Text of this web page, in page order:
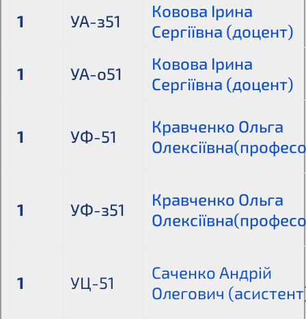
1 УА-з51
Ковова Ірина
Сергіївна (доцент)
1 УА-о51
Ковова Ірина
Сергіївна (доцент)
1 УФ-51
Кравченко Ольга
1 УФ-з51
Кравченко Ольга
1 УЦ-51
Саченко Андрій
Олегович